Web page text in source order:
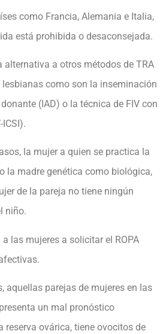
como Francia, Alemania e Italia,
está prohibida o desaconsejada.
alternativa a otros métodos de TRA
como son la inseminación
(IAD) o la técnica de FIV con
la mujer a quien se practica la
la madre genética como biológica,
de la pareja no tiene ningún
niño.
las mujeres a solicitar el ROPA
aquellas parejas de mujeres en las
un mal pronóstico
reserva ovárica, tiene ovocitos de